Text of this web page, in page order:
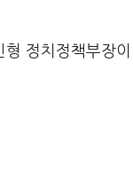
정치정책부장이